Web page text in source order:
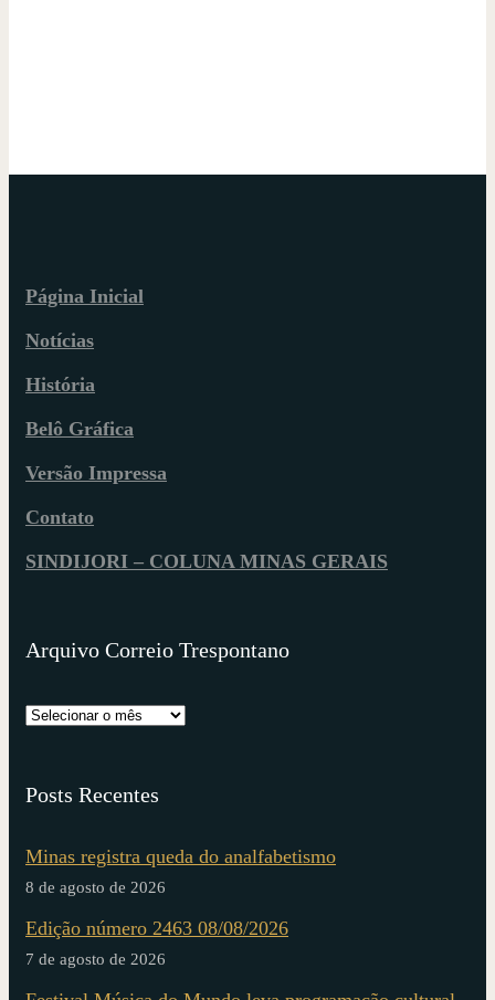
Página Inicial
Notícias
História
Belô Gráfica
Versão Impressa
Contato
SINDIJORI – COLUNA MINAS GERAIS
Arquivo Correio Trespontano
Posts Recentes
Minas registra queda do analfabetismo
8 de agosto de 2026
Edição número 2463 08/08/2026
7 de agosto de 2026